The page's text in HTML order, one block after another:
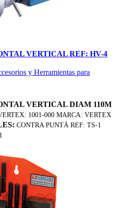
VERTICAL REF: HV-4
y Herramientas para
VERTICAL DIAM 110M
1001-000 MARCA: VERTEX
CONTRA PUNTÁ REF: TS-1